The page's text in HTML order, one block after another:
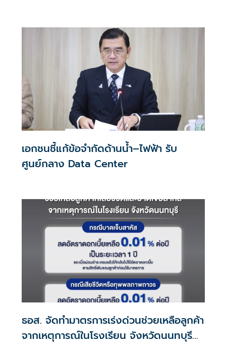
เอกชนชี้แก้ข้อจำกัดด้านน้ำ–ไฟฟ้า รับ
ศูนย์กลาง Data Center
ธอส. จัดทำมาตรการเร่งด่วนช่วยเหลือลูกค้า
จากเหตุการณ์ในโรงเรียน จังหวัดนนทบุรี